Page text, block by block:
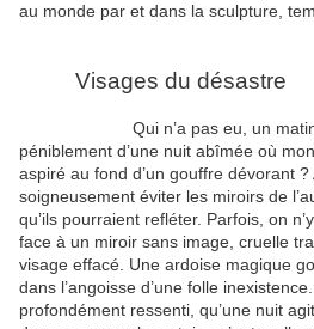
au monde par et dans la sculpture,
Visages du désastre
Qui n’a pas eu, un
péniblement d’une nuit abîmée où
aspiré au fond d’un gouffre dévorant
soigneusement éviter les miroirs de
qu’ils pourraient refléter. Parfois, on
face à un miroir sans image, cruelle
visage effacé. Une ardoise magique
dans l’angoisse d’une folle
profondément ressenti, qu’une nuit